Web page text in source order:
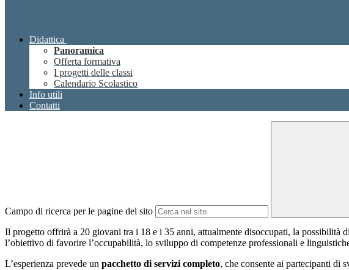
Didattica
Panoramica
Offerta formativa
I progetti delle classi
Calendario Scolastico
Info utili
Contatti
Campo di ricerca per le pagine del sito
Il progetto offrirà a 20 giovani tra i 18 e i 35 anni, attualmente disoccupati, la possibilità
l’obiettivo di favorire l’occupabilità, lo sviluppo di competenze professionali e
L’esperienza prevede un pacchetto di servizi completo, che consente ai partecipanti di